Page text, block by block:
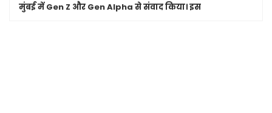
मुंबई में Gen Z और Gen Alpha से संवाद किया। इस